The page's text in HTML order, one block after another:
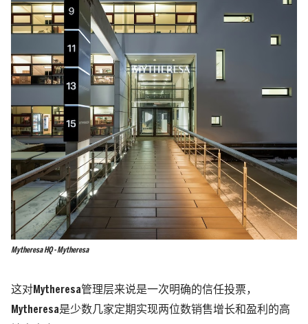
Mytheresa HQ - Mytheresa
这对Mytheresa管理层来说是一次明确的信任投票，
Mytheresa是少数几家定期实现两位数销售增长和盈利的高